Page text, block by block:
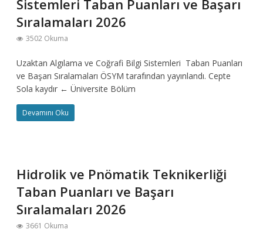
Sistemleri Taban Puanları ve Başarı
Sıralamaları 2026
3502 Okuma
Uzaktan Algılama ve Coğrafi Bilgi Sistemleri Taban Puanları
ve Başarı Sıralamaları ÖSYM tarafından yayınlandı. Cepte
Sola kaydır ← Üniversite Bölüm
Devamını Oku
Hidrolik ve Pnömatik Teknikerliği
Taban Puanları ve Başarı
Sıralamaları 2026
3661 Okuma